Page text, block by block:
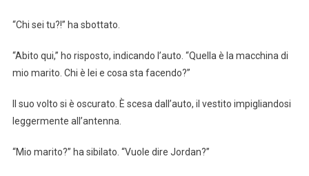
“Chi sei tu?!” ha sbottato.
“Abito qui,” ho risposto, indicando l’auto. “Quella è la macchina di
mio marito. Chi è lei e cosa sta facendo?”
Il suo volto si è oscurato. È scesa dall’auto, il vestito impigliandosi
leggermente all’antenna.
“Mio marito?” ha sibilato. “Vuole dire Jordan?”